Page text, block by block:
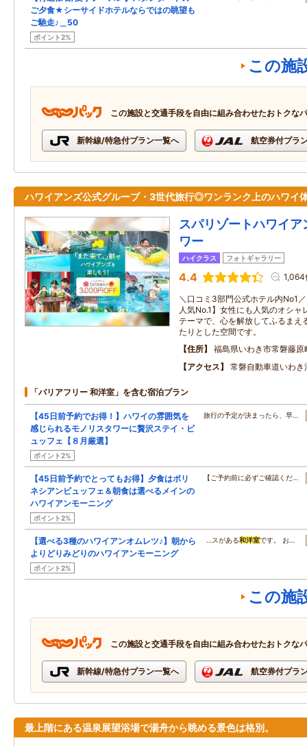
ご夕食★シーサイドホテルならではの眺望も
ご馳走♪＿50
ポイント2%
この施
この施設と交通手段を自由に組み合わせたおトクな
新幹線/特急付プラン一覧へ 航空券付プラ
ハワイアンズ公式グループ・3世代旅行◎ワンランク上のハワイ
スパリゾートハワイ
ワー
ハイクラス フォトギャラリー
4.4 1,064
＼口コミ3部門公式ホテル内No1
人気No.1】女性にも人気のオシ
テーマで、心を解放してふるまえ
たりとした空間です。
住所
福島県いわき市常磐藤原
アクセス
常磐自動車道いわ
「バリアフリー 和洋室」を含む宿泊プラン
【45日前予約でお得！】ハワイの雰囲気を
感じられるモノリスタワーに贅沢ステイ・ビ
ュッフェ【８月厳選】
ポイント2%
旅行の予定が決まったら、早…
【45日前予約でとってもお得】夕食はポリ
ネシアンビュッフェ＆朝食は選べるメインの
ハワイアンモーニング
ポイント2%
【ご予約前に必ずご確認くだ…
【選べる3種のハワイアンオムレツ♪】朝から
よりどりみどりのハワイアンモーニング
ポイント2%
…スがある和洋室です。 お…
この施
この施設と交通手段を自由に組み合わせたおトクな
新幹線/特急付プラン一覧へ 航空券付プラ
最上階にある温泉展望浴場で湯舟から眺める景色は格別。